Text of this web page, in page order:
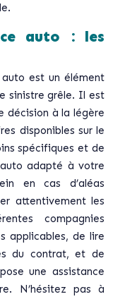
auto : les
est un élément
sinistre grêle. Il est
décision à la légère
disponibles sur le
spécifiques et de
adapté à votre
en cas d’aléas
attentivement les
compagnies
applicables, de lire
du contrat, et de
une assistance
N’hésitez pas à